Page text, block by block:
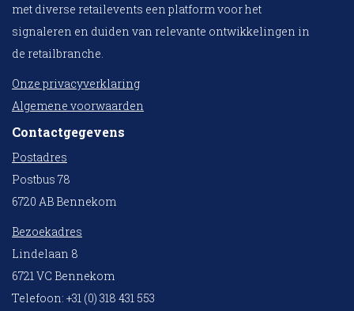
met diverse retailevents een platform voor het
signaleren en duiden van relevante ontwikkelingen in
de retailbranche.
Onze privacyverklaring
Algemene voorwaarden
Contactgegevens
Postadres
Postbus 78
6720 AB Bennekom
Bezoekadres
Lindelaan 8
6721 VC Bennekom
Telefoon: +31 (0) 318 431 553